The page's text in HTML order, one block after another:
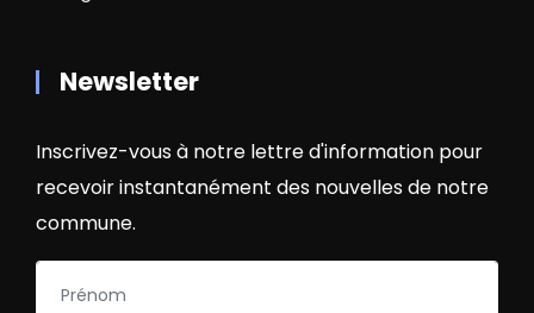
Newsletter
Inscrivez-vous à notre lettre d'information pour
recevoir instantanément des nouvelles de notre
commune.